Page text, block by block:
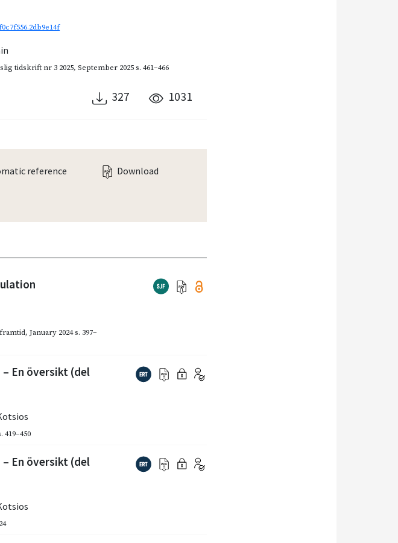
tidskrift nr 3 2025,September 2025s. 461–466
327 1031
reference Download
,January 2024s. 397–
En översikt (del
419–450
En översikt (del